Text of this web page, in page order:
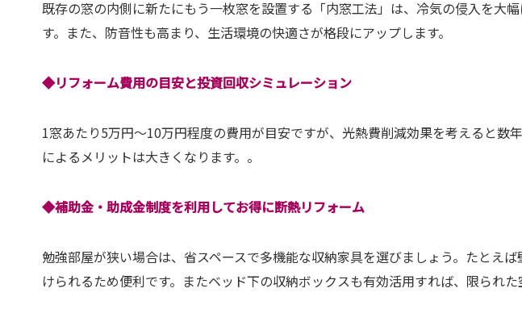
既存の窓の内側に新たにもう一枚窓を設置する「内窓工法」は、冷気の侵入を大
す。また、防音性も高まり、生活環境の快適さが格段にアップします。
◆リフォーム費用の目安と投資回収シミュレーション
1窓あたり5万円～10万円程度の費用が目安ですが、光熱費削減効果を考えると
によるメリットは大きくなります。。
◆補助金・助成金制度を利用してお得に断熱リフォーム
勉強部屋が狭い場合は、省スペースで多機能な収納家具を選びましょう。たとえ
けられるため便利です。またベッド下の収納ボックスも有効活用すれば、限られ